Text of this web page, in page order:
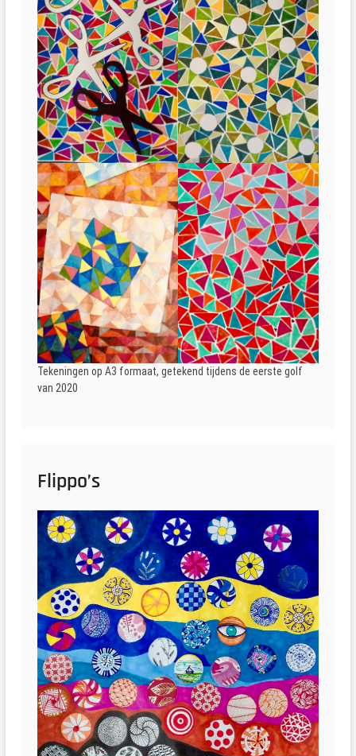
Tekeningen op A3 formaat, getekend tijdens de eerste golf
van 2020
Flippo’s